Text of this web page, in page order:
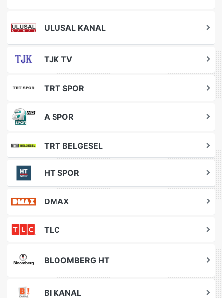
ULUSAL KANAL
TJK TV
TRT SPOR
A SPOR
TRT BELGESEL
HT SPOR
DMAX
TLC
BLOOMBERG HT
BI KANAL